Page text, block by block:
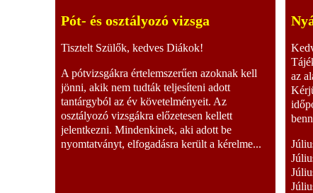
Pót- és osztályozó vizsga
Tisztelt Szülők, kedves Diákok!
A pótvizsgákra értelemszerűen azoknak kell
jönni, akik nem tudták teljesíteni adott
tantárgyból az év követelményeit. Az
osztályozó vizsgákra előzetesen kellett
jelentkezni. Mindenkinek, aki adott be
nyomtatványt, elfogadásra került a kérelme...
az